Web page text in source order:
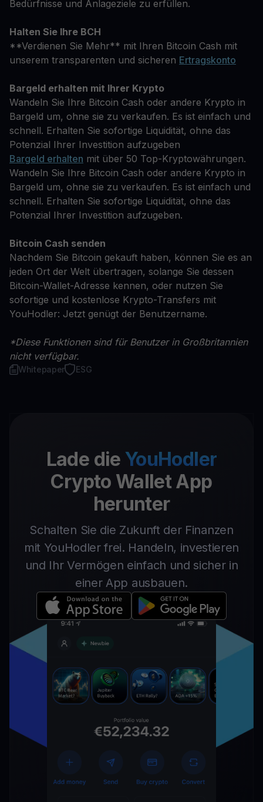
Bedürfnisse und Anlageziele zu erfüllen.
Halten Sie Ihre BCH
**Verdienen Sie Mehr** mit Ihren Bitcoin Cash mit
unserem transparenten und sicheren Ertragskonto
Bargeld erhalten mit Ihrer Krypto
Wandeln Sie Ihre Bitcoin Cash oder andere Krypto in
Bargeld um, ohne sie zu verkaufen. Es ist einfach und
schnell. Erhalten Sie sofortige Liquidität, ohne das
Potenzial Ihrer Investition aufzugeben
Bargeld erhalten mit über 50 Top-Kryptowährungen.
Wandeln Sie Ihre Bitcoin Cash oder andere Krypto in
Bargeld um, ohne sie zu verkaufen. Es ist einfach und
schnell. Erhalten Sie sofortige Liquidität, ohne das
Potenzial Ihrer Investition aufzugeben.
Bitcoin Cash senden
Nachdem Sie Bitcoin gekauft haben, können Sie es an
jeden Ort der Welt übertragen, solange Sie dessen
Bitcoin-Wallet-Adresse kennen, oder nutzen Sie
sofortige und kostenlose Krypto-Transfers mit
YouHodler: Jetzt genügt der Benutzername.
*Diese Funktionen sind für Benutzer in Großbritannien
nicht verfügbar.
Whitepaper ESG
Lade die YouHodler
Crypto Wallet App
herunter
Schalten Sie die Zukunft der Finanzen
mit YouHodler frei. Handeln, investieren
und Ihr Vermögen einfach und sicher in
einer App ausbauen.